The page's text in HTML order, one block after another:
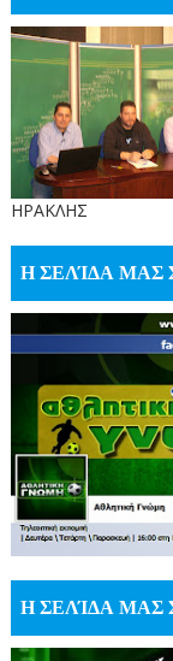
ΗΡΑΚΛΗΣ
Η ΣΕΛΊΔΑ ΜΑΣ
Η ΣΕΛΊΔΑ ΜΑΣ